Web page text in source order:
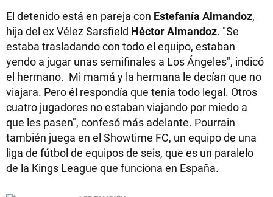
El detenido está en pareja con Estefanía Almandoz,
hija del ex Vélez Sarsfield Héctor Almandoz. "Se
estaba trasladando con todo el equipo, estaban
yendo a jugar unas semifinales a Los Ángeles", indicó
el hermano. Mi mamá y la hermana le decían que no
viajara. Pero él respondía que tenía todo legal. Otros
cuatro jugadores no estaban viajando por miedo a
que les pasen", confesó más adelante. Pourrain
también juega en el Showtime FC, un equipo de una
liga de fútbol de equipos de seis, que es un paralelo
de la Kings League que funciona en España.